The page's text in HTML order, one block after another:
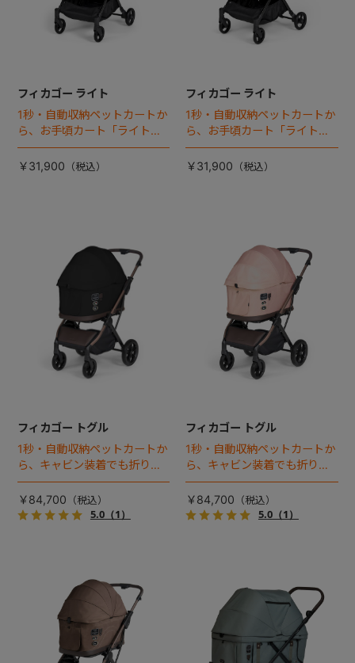
フィカゴー ライト
1秒・自動収納ペットカートか
ら、お手頃カート「ライト」
が登場！
￥31,900
フィカゴー ライト
1秒・自動収納ペットカートか
ら、お手頃カート「ライト」
が登場！
￥31,900
フィカゴー トグル
1秒・自動収納ペットカートか
ら、キャビン装着でも折りた
ためるモデルが登場！
￥84,700
5.0（1）
フィカゴー トグル
1秒・自動収納ペットカートか
ら、キャビン装着でも折りた
ためるモデルが登場！
￥84,700
5.0（1）